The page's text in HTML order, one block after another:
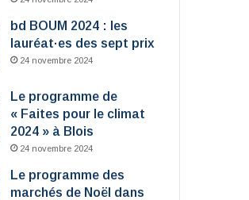
bd BOUM 2024 : les
lauréat·es des sept prix
24 novembre 2024
Le programme de
« Faites pour le climat
2024 » à Blois
24 novembre 2024
Le programme des
marchés de Noël dans